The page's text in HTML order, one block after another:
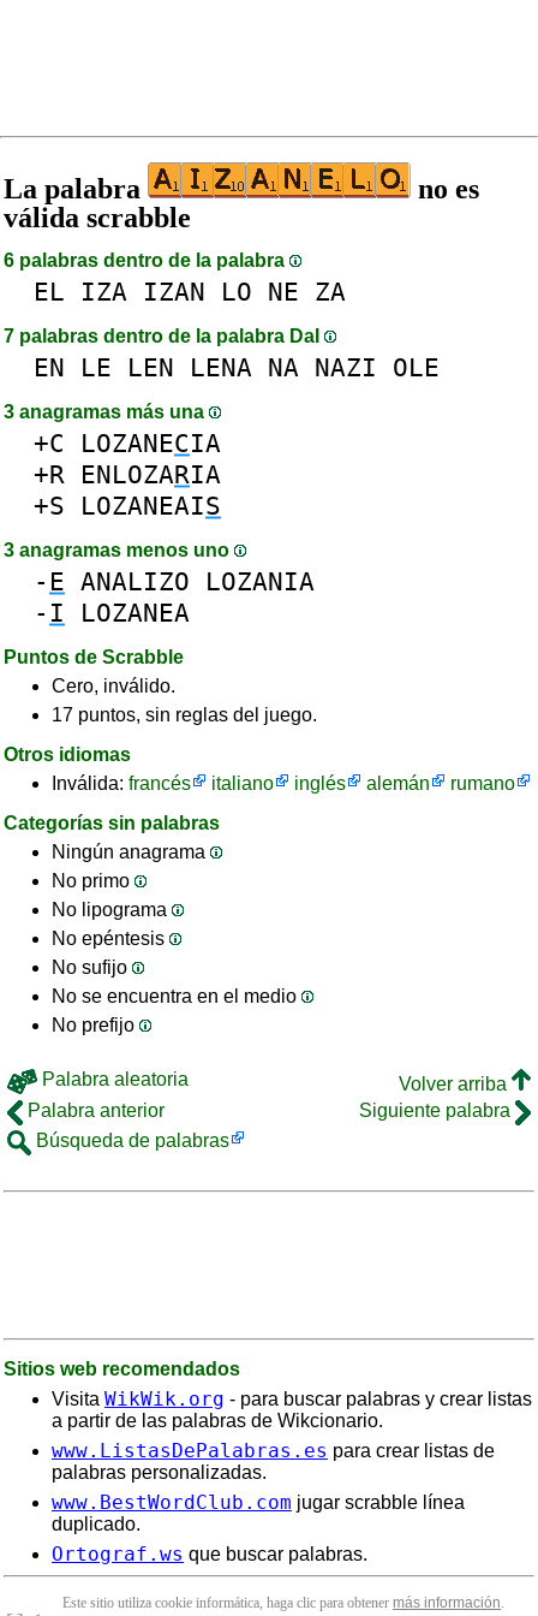
La palabra
no es
válida scrabble
6 palabras dentro de la palabra
EL IZA IZAN LO NE ZA
7 palabras dentro de la palabra DaI
EN LE LEN LENA NA NAZI OLE
3 anagramas más una
+C LOZANECIA
+R ENLOZARIA
+S LOZANEAIS
3 anagramas menos uno
- E ANALIZO
LOZANIA
- I LOZANEA
Puntos de Scrabble
Cero, inválido.
17 puntos, sin reglas del juego.
Otros idiomas
Inválida: francés italiano inglés alemán
rumano
Categorías sin palabras
Ningún anagrama
No primo
No lipograma
No epéntesis
No sufijo
No se encuentra en el medio
No prefijo
Palabra aleatoria
Volver arriba
Palabra anterior
Siguiente palabra
Búsqueda de palabras
Sitios web recomendados
Visita WikWik.org - para buscar palabras y crear listas
a partir de las palabras de Wikcionario.
www.ListasDePalabras.es para crear listas de
palabras personalizadas.
www.BestWordClub.com jugar scrabble línea
duplicado.
Ortograf.ws que buscar palabras.
Este sitio utiliza cookie informática, haga clic para obtener más información.